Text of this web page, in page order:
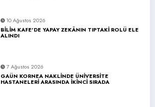
10 Ağustos 2026
BİLİM KAFE’DE YAPAY ZEKÂNIN TIPTAKİ ROLÜ ELE
ALINDI
7 Ağustos 2026
GAÜN KORNEA NAKLİNDE ÜNİVERSİTE
HASTANELERİ ARASINDA İKİNCİ SIRADA